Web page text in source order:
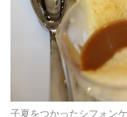
子夏をつかったシフォン